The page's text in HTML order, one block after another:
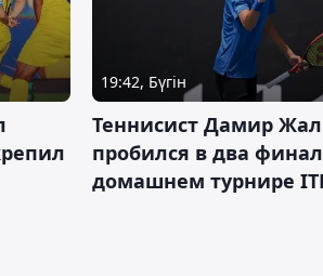
19:42, Бүгін
Теннисист Дамир
пробился в два
домашнем турнире